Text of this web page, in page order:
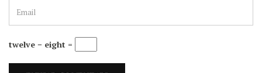
twelve − eight =